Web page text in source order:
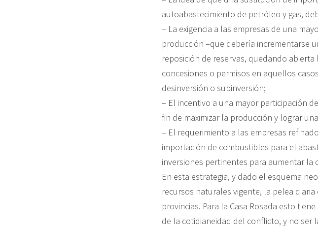
autoabastecimiento de petróleo y gas,
– La exigencia a las empresas de una
producción –que debería incrementarse
reposición de reservas, quedando
concesiones o permisos en aquellos
desinversión o subinversión;
– El incentivo a una mayor participación
fin de maximizar la producción y lograr
– El requerimiento a las empresas
importación de combustibles para el
inversiones pertinentes para aumentar la
En esta estrategia, y dado el esquema
recursos naturales vigente, la pelea
provincias. Para la Casa Rosada esto
de la cotidianeidad del conflicto, y no ser